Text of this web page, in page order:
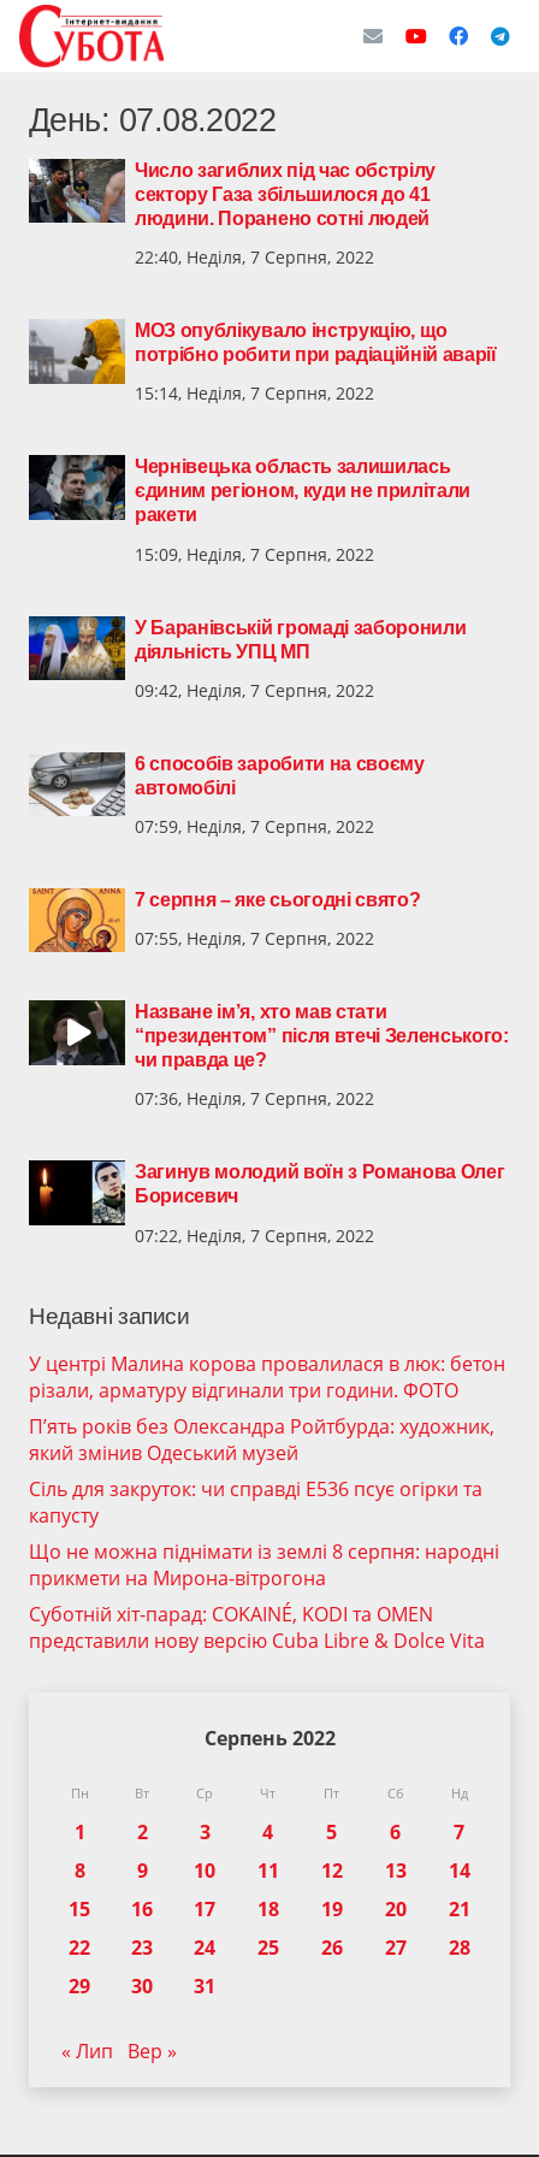
День: 07.08.2022
Число загиблих під час обстрілу
сектору Газа збільшилося до 41
людини. Поранено сотні людей
22:40, Неділя, 7 Серпня, 2022
МОЗ опублікувало інструкцію, що
потрібно робити при радіаційній аварії
15:14, Неділя, 7 Серпня, 2022
Чернівецька область залишилась
єдиним регіоном, куди не прилітали
ракети
15:09, Неділя, 7 Серпня, 2022
У Баранівській громаді заборонили
діяльність УПЦ МП
09:42, Неділя, 7 Серпня, 2022
6 способів заробити на своєму
автомобілі
07:59, Неділя, 7 Серпня, 2022
7 серпня – яке сьогодні свято?
07:55, Неділя, 7 Серпня, 2022
Назване ім’я, хто мав стати
“президентом” після втечі Зеленського:
чи правда це?
07:36, Неділя, 7 Серпня, 2022
Загинув молодий воїн з Романова Олег
Борисевич
07:22, Неділя, 7 Серпня, 2022
Недавні записи
У центрі Малина корова провалилася в люк: бетон
різали, арматуру відгинали три години. ФОТО
П’ять років без Олександра Ройтбурда: художник,
який змінив Одеський музей
Сіль для закруток: чи справді Е536 псує огірки та
капусту
Що не можна піднімати із землі 8 серпня: народні
прикмети на Мирона-вітрогона
Суботній хіт-парад: COKAINÉ, KODI та OMEN
представили нову версію Cuba Libre & Dolce Vita
Серпень 2022
Пн Вт Ср Чт Пт Сб Нд
1 2 3 4 5 6
7
8
9 10 11 12 13
14
15
16 17 18 19 20
21
22
23 24 25 26 27
28
29
30 31
« Лип Вер »